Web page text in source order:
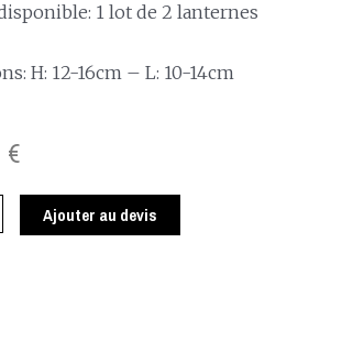
1 lot de 2 lanternes
H: 12-16cm – L: 10-14cm
€
Ajouter au devis